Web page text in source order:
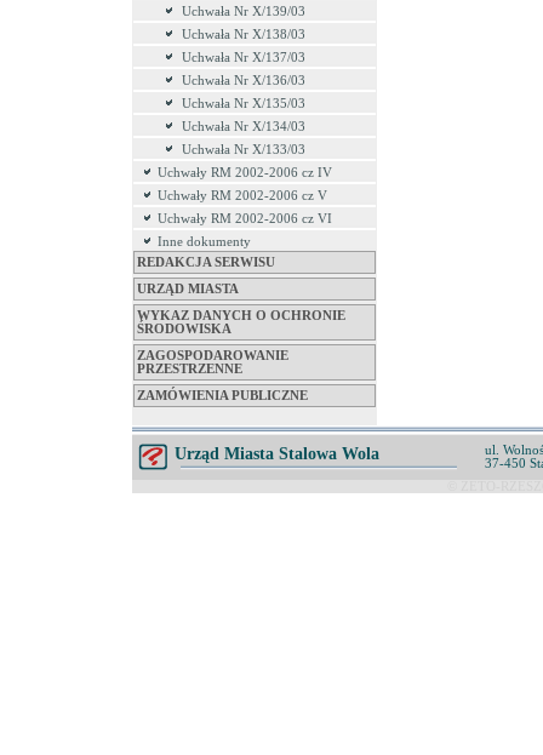
Uchwała Nr X/139/03
Uchwała Nr X/138/03
Uchwała Nr X/137/03
Uchwała Nr X/136/03
Uchwała Nr X/135/03
Uchwała Nr X/134/03
Uchwała Nr X/133/03
Uchwały RM 2002-2006 cz IV
Uchwały RM 2002-2006 cz V
Uchwały RM 2002-2006 cz VI
Inne dokumenty
REDAKCJA SERWISU
URZĄD MIASTA
WYKAZ DANYCH O OCHRONIE
ŚRODOWISKA
ZAGOSPODAROWANIE
PRZESTRZENNE
ZAMÓWIENIA PUBLICZNE
Urząd Miasta Stalowa Wola
ul.
37-450